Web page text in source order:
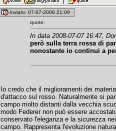
Inviato: 07-07-2008 21:09
quote:
In data 2008-07-07 16:47,
però sulla terra rossa di
nonostante io continui a
Io credo che il miglioramenti dei
d'attacco sul rosso. Naturalmente si
campo molto distanti dalla vecchia
modo Federer non può essere
conservato l'eleganza e la sicurezza
campo. Rappresenta l'evoluzione